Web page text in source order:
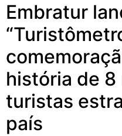
Embratur
história de 8
turistas
país